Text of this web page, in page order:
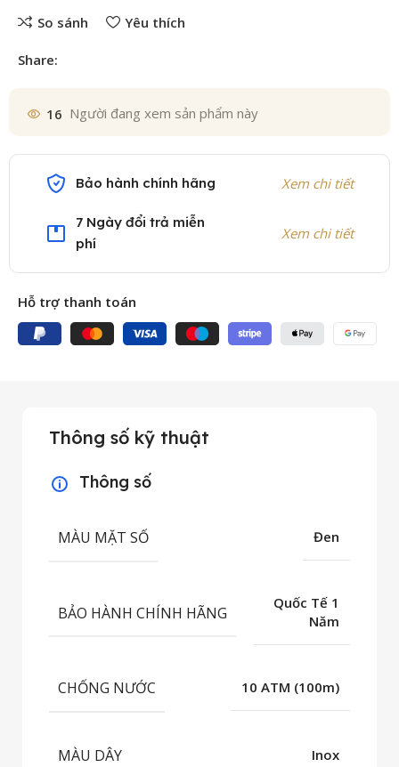
So sánh Yêu thích
Share:
16 Người đang xem sản phẩm này
Bảo hành chính hãng Xem chi tiết
7 Ngày đổi trả miễn
phí
Xem chi tiết
Hỗ trợ thanh toán
Thông số kỹ thuật
Thông số
MÀU MẶT SỐ Đen
BẢO HÀNH CHÍNH HÃNG
Quốc Tế 1
Năm
CHỐNG NƯỚC 10 ATM (100m)
MÀU DÂY Inox